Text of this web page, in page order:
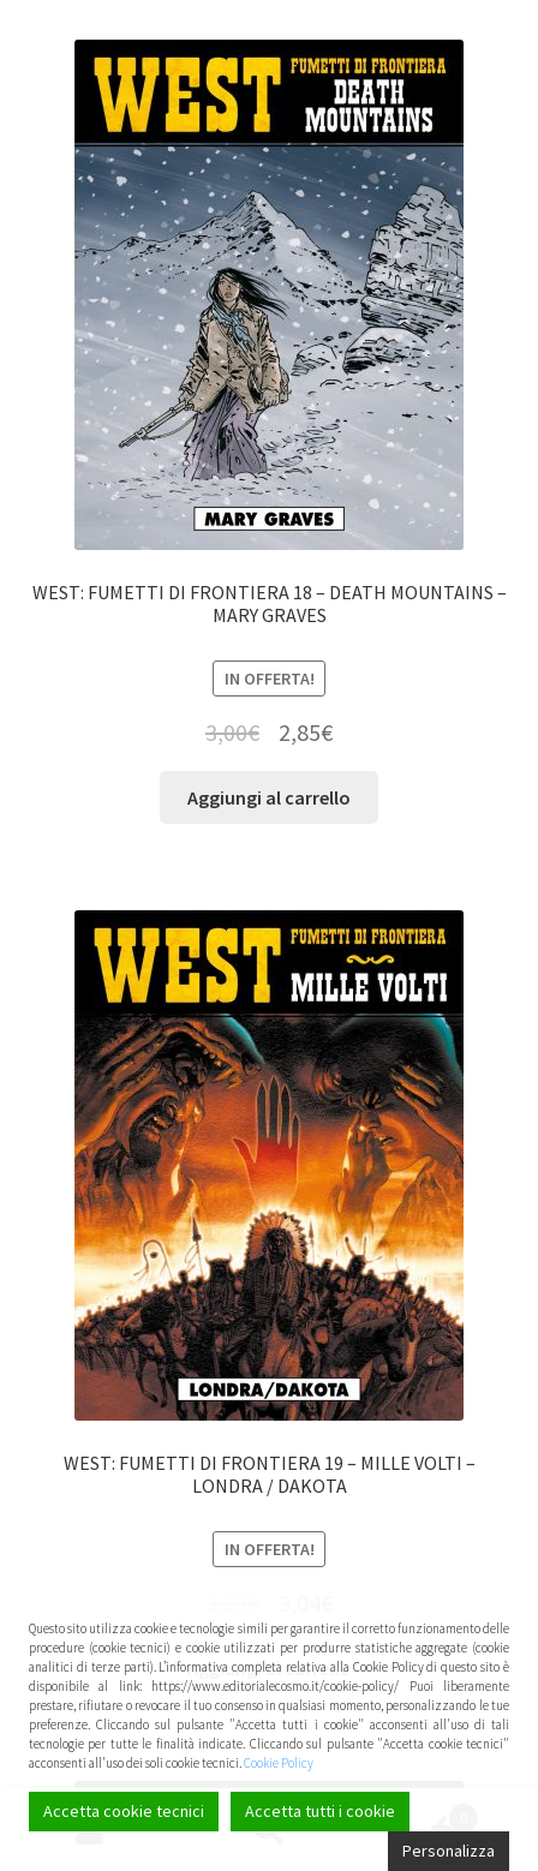
WEST: FUMETTI DI FRONTIERA 18 – DEATH MOUNTAINS –
MARY GRAVES
IN OFFERTA!
3,00€ 2,85€
Aggiungi al carrello
WEST: FUMETTI DI FRONTIERA 19 – MILLE VOLTI –
LONDRA / DAKOTA
IN OFFERTA!
Aggiungi al carrello
Questo sito utilizza cookie e tecnologie simili per garantire il corretto funzionamento delle
procedure (cookie tecnici) e cookie utilizzati per produrre statistiche aggregate (cookie
analitici di terze parti). L’informativa completa relativa alla Cookie Policy di questo sito è
disponibile al link: https://www.editorialecosmo.it/cookie-policy/ Puoi liberamente
prestare, rifiutare o revocare il tuo consenso in qualsiasi momento, personalizzando le tue
preferenze. Cliccando sul pulsante "Accetta tutti i cookie" acconsenti all'uso di tali
tecnologie per tutte le finalità indicate. Cliccando sul pulsante "Accetta cookie tecnici"
acconsenti all'uso dei soli cookie tecnici.Cookie Policy
Accetta cookie tecnici
Accetta tutti i cookie
Personalizza